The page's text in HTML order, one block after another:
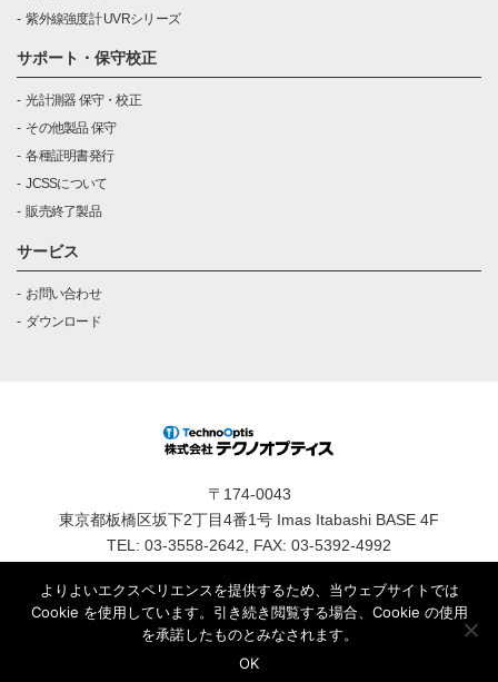
紫外線強度計 UVRシリーズ
サポート・保守校正
光計測器 保守・校正
その他製品 保守
各種証明書発行
JCSSについて
販売終了製品
サービス
お問い合わせ
ダウンロード
〒174-0043
東京都板橋区坂下2丁目4番1号 Imas Itabashi BASE 4F
TEL: 03-3558-2642, FAX: 03-5392-4992
プライバシーポリシー
サイトポリシー
東京都公安委員会 古物商認可証番号：第305560205634号 株式
会社テクノオプティス
よりよいエクスペリエンスを提供するため、当ウェブサイトでは
Cookie を使用しています。引き続き閲覧する場合、Cookie の使用
を承諾したものとみなされます。
OK